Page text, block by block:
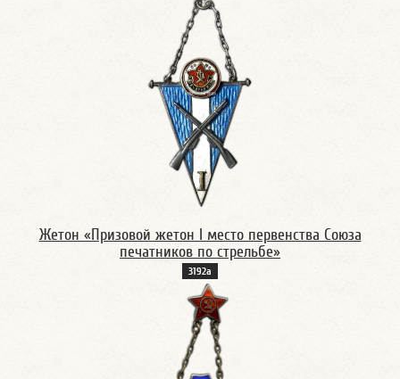
Жетон «Призовой жетон I место первенства Союза
печатников по стрельбе»
3192а